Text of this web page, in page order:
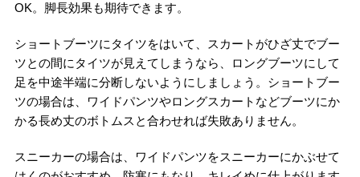
OK。脚長効果も期待できます。
ショートブーツにタイツをはいて、スカートがひざ丈でブー
ツとの間にタイツが見えてしまうなら、ロングブーツにして
足を中途半端に分断しないようにしましょう。ショートブー
ツの場合は、ワイドパンツやロングスカートなどブーツにか
かる長め丈のボトムスと合わせれば失敗ありません。
スニーカーの場合は、ワイドパンツをスニーカーにかぶせて